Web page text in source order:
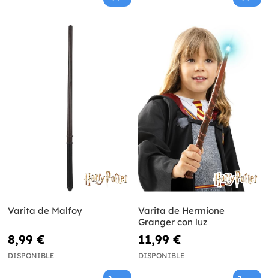
Varita de Malfoy
8,99 €
DISPONIBLE
Varita de Hermione
Granger con luz
11,99 €
DISPONIBLE